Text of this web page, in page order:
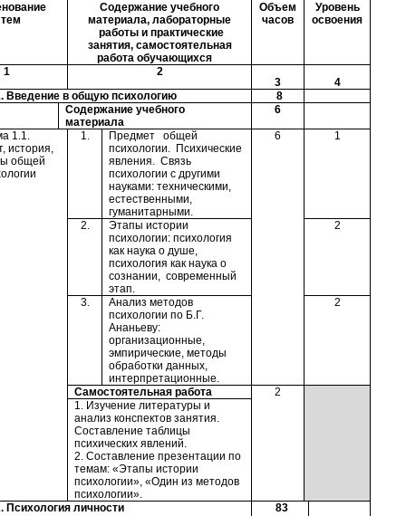
Содержание учебного
материала, лабораторные
работы и практические
занятия, самостоятельная
работа обучающихся
Объем
часов
Уровень
освоения
1
2
3
4
Введение в общую психологию
8
Содержание учебного
материала
6
1.1.
история,
общей
1.
Предмет общей
психологии. Психические
явления. Связь
психологии с другими
науками: техническими,
естественными,
гуманитарными.
6 1
2.
Этапы истории
психологии: психология
как наука о душе,
психология как наука о
сознании, современный
этап.
2
3.
Анализ методов
психологии по Б.Г.
Ананьеву:
организационные,
эмпирические, методы
обработки данных,
интерпретационные.
2
Самостоятельная работа
2
1. Изучение литературы и
анализ конспектов занятия.
Составление таблицы
психических явлений.
2. Составление презентации по
темам: «Этапы истории
психологии», «Один из методов
психологии».
Психология личности
83